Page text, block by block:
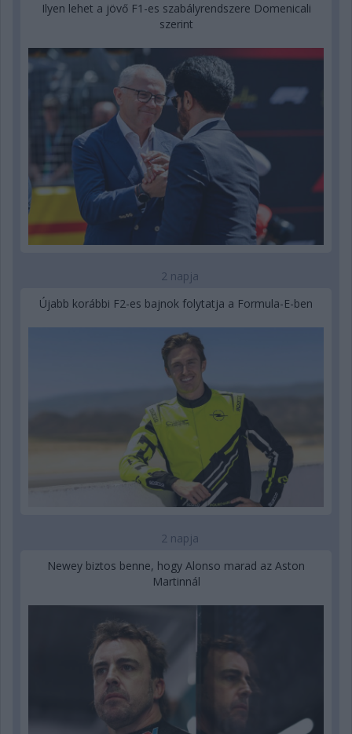
Ilyen lehet a jövő F1-es szabályrendszere Domenicali
szerint
2 napja
Újabb korábbi F2-es bajnok folytatja a Formula-E-ben
2 napja
Newey biztos benne, hogy Alonso marad az Aston
Martinnál